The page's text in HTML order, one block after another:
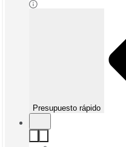
Presupuesto rápido